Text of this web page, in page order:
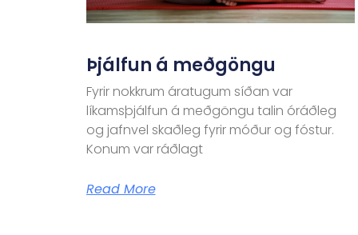
Þjálfun á meðgöngu
Fyrir nokkrum áratugum síðan var
líkamsþjálfun á meðgöngu talin óráðleg
og jafnvel skaðleg fyrir móður og fóstur.
Konum var ráðlagt
Read More